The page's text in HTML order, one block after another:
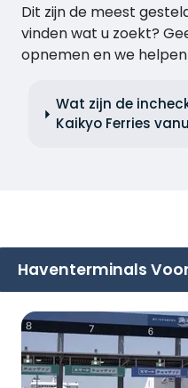
Dit zijn de meest
vinden wat u zoekt?
opnemen en we
Wat zijn de
Kaikyo Ferries
Haventerminals